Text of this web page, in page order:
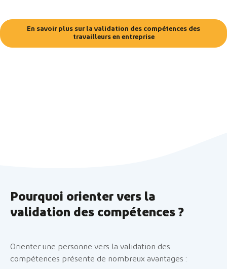
En savoir plus sur la validation des compétences des
travailleurs en entreprise
Pourquoi orienter vers la
validation des compétences ?
Orienter une personne vers la validation des
compétences présente de nombreux avantages :